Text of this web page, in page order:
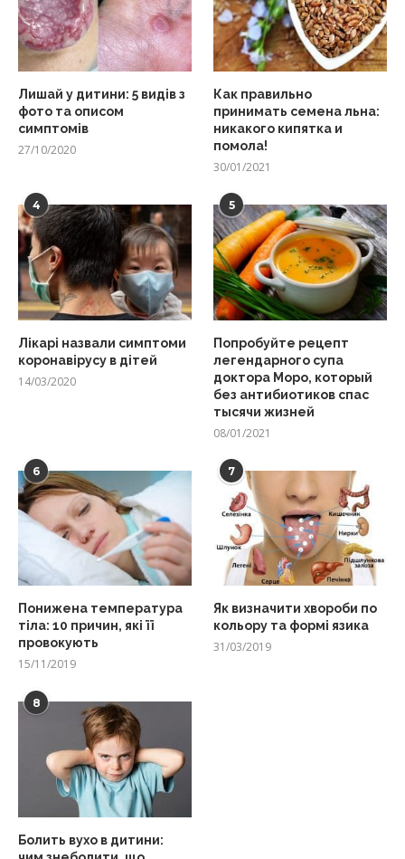
Лишай у дитини: 5 видів з
фото та описом
симптомів
27/10/2020
Как правильно
принимать семена льна:
никакого кипятка и
помола!
30/01/2021
4
Лікарі назвали симптоми
коронавірусу в дітей
14/03/2020
5
Попробуйте рецепт
легендарного супа
доктора Моро, который
без антибиотиков спас
тысячи жизней
08/01/2021
6
Понижена температура
тіла: 10 причин, які її
провокують
15/11/2019
7
Як визначити хвороби по
кольору та формі язика
31/03/2019
8
Болить вухо в дитини: